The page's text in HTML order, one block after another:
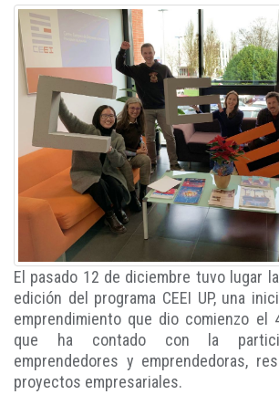
El pasado 12 de diciembre tuvo lugar
edición del programa CEEI UP, una
emprendimiento que dio comienzo el
que ha contado con la
emprendedores y emprendedoras,
proyectos empresariales.